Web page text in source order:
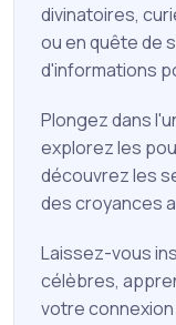
divinatoires,
ou en quête de
d'informations
Plongez dans
explorez les
découvrez les
des croyances
Laissez-vous
célèbres,
votre connexion